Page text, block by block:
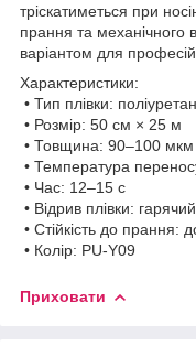
тріскатиметься при
прання та механічного
варіантом для
Характеристики:
• Тип плівки:
• Розмір: 50 см × 25 м
• Товщина: 90–100 мкм
• Температура
• Час: 12–15 с
• Відрив плівки: гарячий
• Стійкість до прання:
• Колір: PU-Y09
Приховати